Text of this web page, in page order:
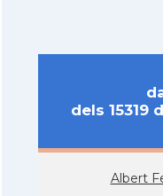
dels 15319
Albert